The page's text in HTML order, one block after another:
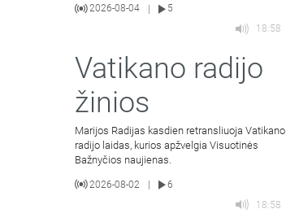
2026-08-04 5
18:58
Vatikano radijo
žinios
Marijos Radijas kasdien retransliuoja Vatikano
radijo laidas, kurios apžvelgia Visuotinės
Bažnyčios naujienas.
2026-08-02 6
18:58